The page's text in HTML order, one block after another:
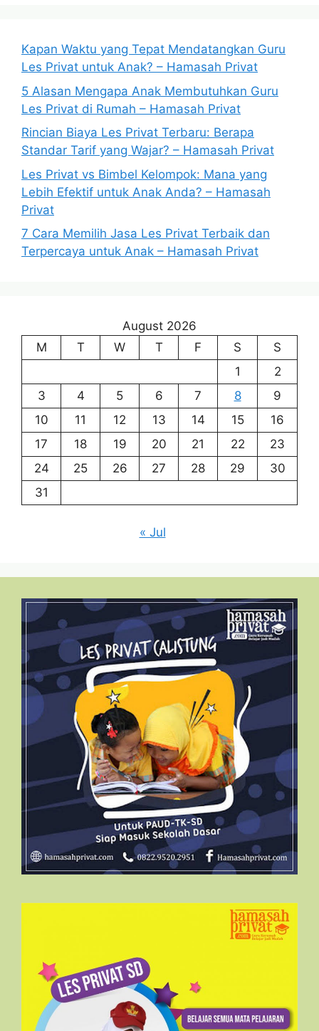
Kapan Waktu yang Tepat Mendatangkan Guru
Les Privat untuk Anak? – Hamasah Privat
5 Alasan Mengapa Anak Membutuhkan Guru
Les Privat di Rumah – Hamasah Privat
Rincian Biaya Les Privat Terbaru: Berapa
Standar Tarif yang Wajar? – Hamasah Privat
Les Privat vs Bimbel Kelompok: Mana yang
Lebih Efektif untuk Anak Anda? – Hamasah
Privat
7 Cara Memilih Jasa Les Privat Terbaik dan
Terpercaya untuk Anak – Hamasah Privat
August 2026
M
T W T F S
S
1
2
3
4 5 6 7 8
9
10
11 12 13 14 15
16
17
18 19 20 21 22
23
24
25 26 27 28 29
30
31
« Jul